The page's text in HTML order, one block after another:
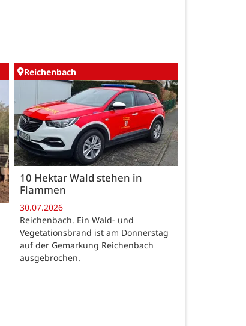
Reichenbach
10 Hektar Wald stehen in
Flammen
30.07.2026
Reichenbach. Ein Wald- und
Vegetationsbrand ist am Donnerstag
auf der Gemarkung Reichenbach
ausgebrochen.